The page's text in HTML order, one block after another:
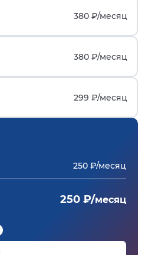
380 ₽/месяц
380 ₽/месяц
299 ₽/месяц
250 ₽/месяц
250 ₽/месяц